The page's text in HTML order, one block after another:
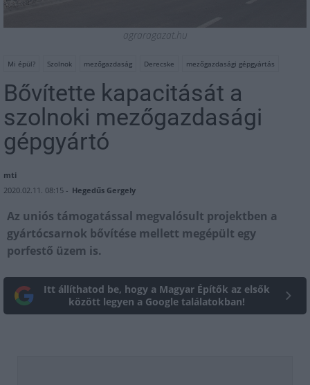
agraragazat.hu
Mi épül? Szolnok mezőgazdaság Derecske mezőgazdasági gépgyártás
Bővítette kapacitását a
szolnoki mezőgazdasági
gépgyártó
mti
2020.02.11. 08:15 - Hegedűs Gergely
Az uniós támogatással megvalósult projektben a
gyártócsarnok bővítése mellett megépült egy
porfestő üzem is.
Itt állíthatod be, hogy a Magyar Építők az elsők
között legyen a Google találatokban!